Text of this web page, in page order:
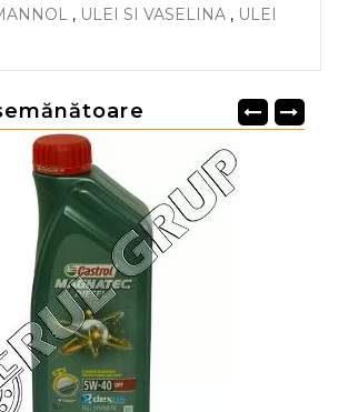
, ULEI SI VASELINA , ULEI